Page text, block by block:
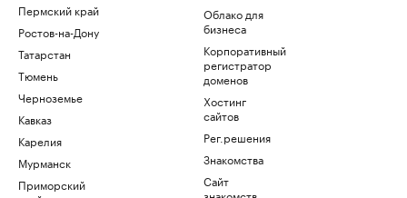
Пермский край
Ростов-на-Дону
Татарстан
Тюмень
Черноземье
Кавказ
Карелия
Мурманск
Приморский
Облако для
бизнеса
Корпоративный
регистратор
доменов
Хостинг
сайтов
Рег.решения
Знакомства
Сайт